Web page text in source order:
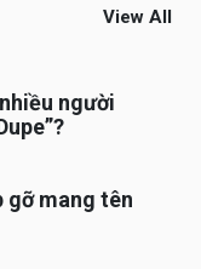
View All
người
gỡ mang tên